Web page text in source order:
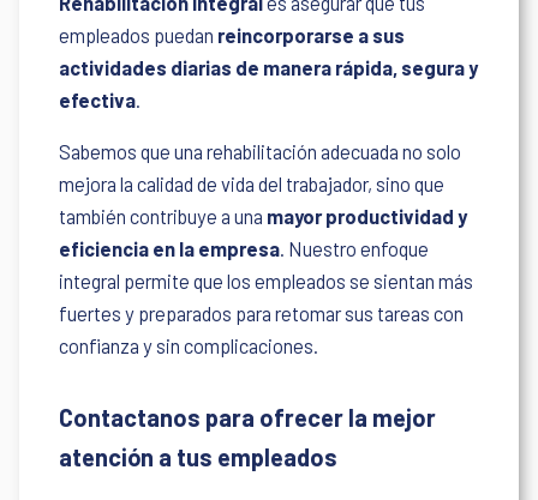
empleados puedan reincorporarse a sus
actividades diarias de manera rápida, segura y
efectiva
Sabemos que una rehabilitación adecuada no solo
mejora la calidad de vida del trabajador, sino que
también contribuye a una mayor productividad y
eficiencia en la empresa. Nuestro enfoque
integral permite que los empleados se sientan más
fuertes y preparados para retomar sus tareas con
confianza y sin complicaciones.
Contactanos para ofrecer la mejor
atención a tus empleados